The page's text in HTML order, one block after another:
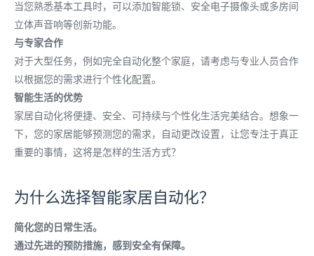
当您熟悉基本工具时，可以添加智能锁、安全电子摄像头或多房间
立体声音响等创新功能。
与专家合作
对于大型任务，例如完全自动化整个家庭，请考虑与专业人员合作
以根据您的需求进行个性化配置。
智能生活的优势
家居自动化将便捷、安全、可持续与个性化生活完美结合。想象一
下，您的家居能够预测您的需求，自动更改设置，让您专注于真正
重要的事情，这将是怎样的生活方式？
为什么选择智能家居自动化？
简化您的日常生活。
通过先进的预防措施，感到安全有保障。